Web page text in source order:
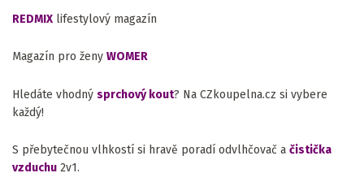
REDMIX lifestylový magazín
Magazín pro ženy WOMER
Hledáte vhodný sprchový kout? Na CZkoupelna.cz si vybere
každý!
S přebytečnou vlhkostí si hravě poradí odvlhčovač a čistička
vzduchu 2v1.